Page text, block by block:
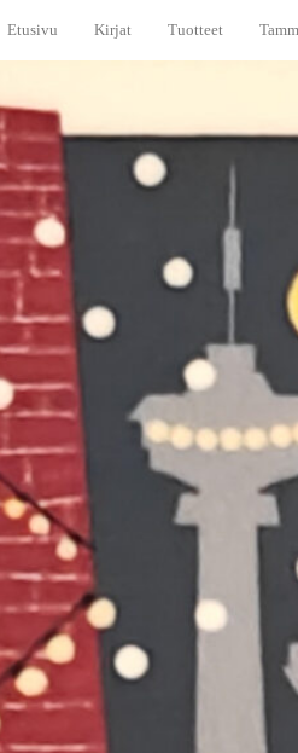
Etusivu Kirjat Tuotteet